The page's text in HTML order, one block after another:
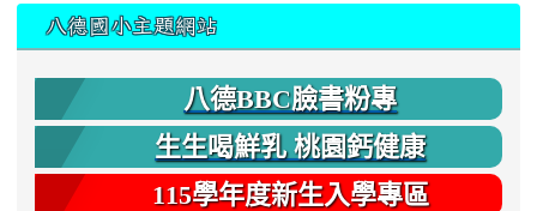
八德國小主題網站
八德BBC臉書粉專
生生喝鮮乳 桃園鈣健康
115學年度新生入學專區